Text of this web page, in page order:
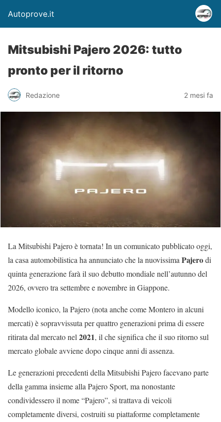
Autoprove.it
Mitsubishi Pajero 2026: tutto
pronto per il ritorno
Redazione 2 mesi fa
La Mitsubishi Pajero è tornata! In un comunicato pubblicato oggi,
la casa automobilistica ha annunciato che la nuovissimaPajerodi
quinta generazione farà il suo debutto mondiale nell’autunno del
2026, ovvero tra settembre e novembre in Giappone.
Modello iconico, la Pajero (nota anche come Montero in alcuni
mercati) è sopravvissuta per quattro generazioni prima di essere
ritirata dal mercato nel2021, il che significa che il suo ritorno sul
mercato globale avviene dopo cinque anni di assenza.
Le generazioni precedenti della Mitsubishi Pajero facevano parte
della gamma insieme alla Pajero Sport, ma nonostante
condividessero il nome “Pajero”, si trattava di veicoli
completamente diversi, costruiti su piattaforme completamente